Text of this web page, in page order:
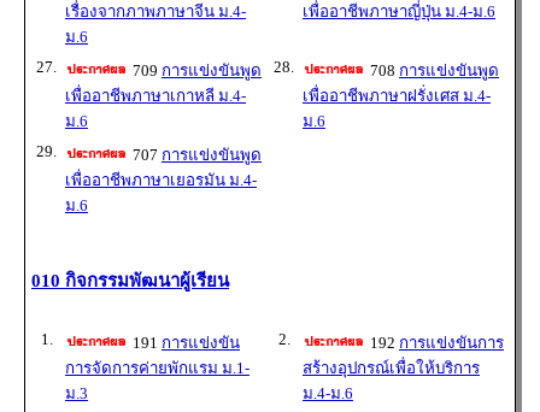
เรื่องจากภาพภาษาจีน ม.4-
ม.6
เพื่ออาชีพภาษาญี่ปุ่น ม.4-ม.6
27. 709 การแข่งขันพูด
เพื่ออาชีพภาษาเกาหลี ม.4-
ม.6
28. 708 การแข่งขันพูด
เพื่ออาชีพภาษาฝรั่งเศส ม.4-
ม.6
29.
707 การแข่งขันพูด
เพื่ออาชีพภาษาเยอรมัน ม.4-
ม.6
010 กิจกรรมพัฒนาผู้เรียน
1. 191 การแข่งขัน
การจัดการค่ายพักแรม ม.1-
ม.3
2. 192 การแข่งขันการ
สร้างอุปกรณ์เพื่อให้บริการ
ม.4-ม.6